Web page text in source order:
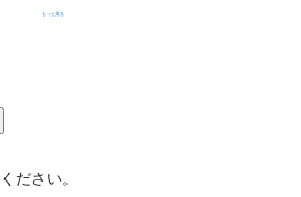
もっと見る
ださい。